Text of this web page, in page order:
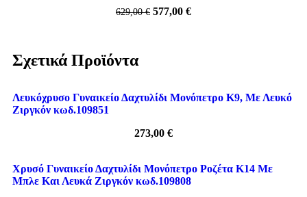
629,00€ 577,00 €
Σχετικά Προϊόντα
Λευκόχρυσο Γυναικείο Δαχτυλίδι Μονόπετρο Κ9, Με Λευκό
Ζιργκόν κωδ.109851
273,00 €
Χρυσό Γυναικείο Δαχτυλίδι Μονόπετρο Ροζέτα Κ14 Με
Μπλε Και Λευκά Ζιργκόν κωδ.109808